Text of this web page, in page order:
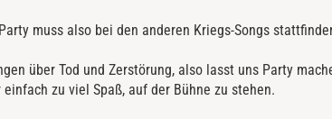
muss also bei den anderen Kriegs-Songs
über Tod und Zerstörung, also lasst uns Party
zu viel Spaß, auf der Bühne zu stehen.